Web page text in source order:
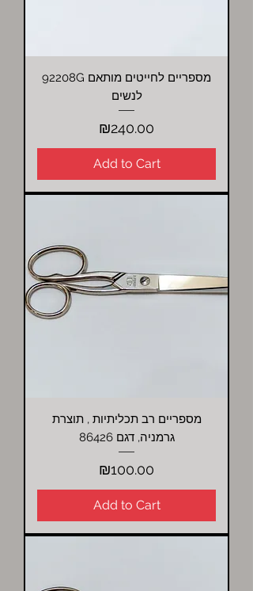
92208G מספריים לחייטים מותאם
לנשים
Price
₪240.00
Add to Cart
מספריים רב תכליתיות , תוצרת
גרמניה, דגם 86426
Price
₪100.00
Add to Cart